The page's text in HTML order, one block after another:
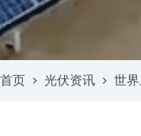
首页 光伏资讯 世